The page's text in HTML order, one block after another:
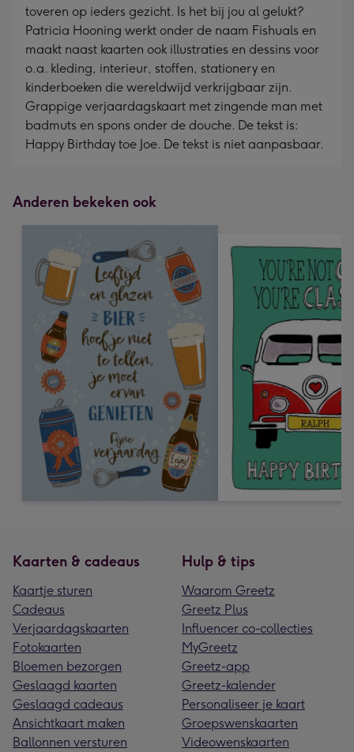
toveren op ieders gezicht. Is het bij jou al gelukt?
Patricia Hooning werkt onder de naam Fishuals en
maakt naast kaarten ook illustraties en dessins voor
o.a. kleding, interieur, stoffen, stationery en
kinderboeken die wereldwijd verkrijgbaar zijn.
Grappige verjaardagskaart met zingende man met
badmuts en spons onder de douche. De tekst is:
Happy Birthday toe Joe. De tekst is niet aanpasbaar.
Anderen bekeken ook
Kaarten & cadeaus
Kaartje sturen
Cadeaus
Verjaardagskaarten
Fotokaarten
Bloemen bezorgen
Geslaagd kaarten
Geslaagd cadeaus
Ansichtkaart maken
Ballonnen versturen
Hulp & tips
Waarom Greetz
Greetz Plus
Influencer co-collecties
MyGreetz
Greetz-app
Greetz-kalender
Personaliseer je kaart
Groepswenskaarten
Videowenskaarten